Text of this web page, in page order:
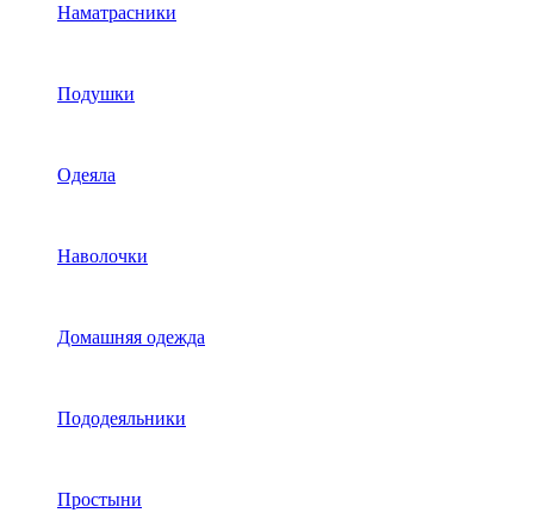
Наматрасники
Подушки
Одеяла
Наволочки
Домашняя одежда
Пододеяльники
Простыни